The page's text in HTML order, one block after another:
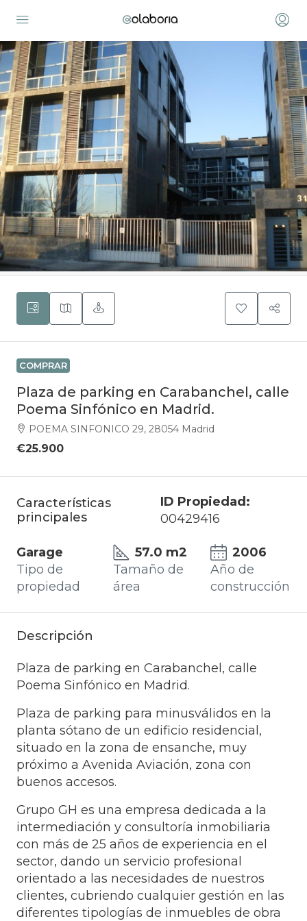
COMPRAR
Plaza de parking en Carabanchel, calle
Poema Sinfónico en Madrid.
POEMA SINFONICO 29, 28054 Madrid
€25.900
Características
principales
ID Propiedad:
00429416
Garage
Tipo de
propiedad
57.0 m2
Tamaño de
área
2006
Año de
construcción
Descripción
Plaza de parking en Carabanchel, calle
Poema Sinfónico en Madrid.
Plaza de parking para minusválidos en la
planta sótano de un edificio residencial,
situado en la zona de ensanche, muy
próximo a Avenida Aviación, zona con
buenos accesos.
Grupo GH es una empresa dedicada a la
intermediación y consultoría inmobiliaria
con más de 25 años de experiencia en el
sector, dando un servicio profesional
orientado a las necesidades de nuestros
clientes, cubriendo cualquier gestión en las
diferentes tipologías de inmuebles de obra